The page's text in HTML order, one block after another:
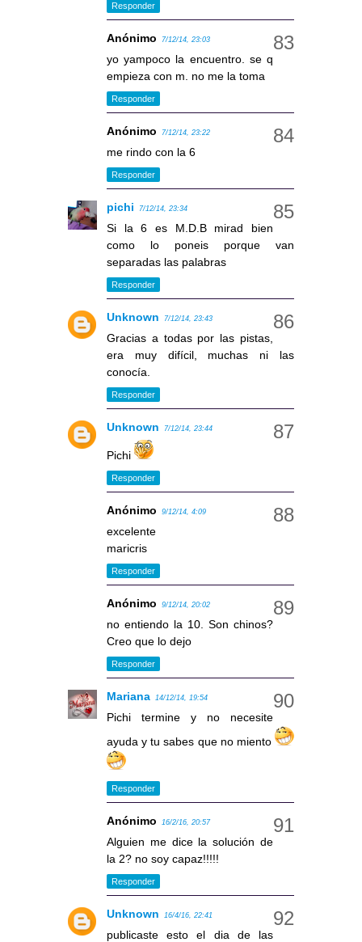
Responder
Anónimo 7/12/14, 23:03
yo yampoco la encuentro. se q
empieza con m. no me la toma
Responder
Anónimo 7/12/14, 23:22
me rindo con la 6
Responder
pichi 7/12/14, 23:34
Si la 6 es M.D.B mirad bien
como lo poneis porque van
separadas las palabras
Responder
Unknown 7/12/14, 23:43
Gracias a todas por las pistas,
era muy difícil, muchas ni las
conocía.
Responder
Unknown 7/12/14, 23:44
Pichi
Responder
Anónimo 9/12/14, 4:09
excelente
maricris
Responder
Anónimo 9/12/14, 20:02
no entiendo la 10. Son chinos?
Creo que lo dejo
Responder
Mariana 14/12/14, 19:54
Pichi termine y no necesite
ayuda y tu sabes que no miento
Responder
Anónimo 16/2/16, 20:57
Alguien me dice la solución de
la 2? no soy capaz!!!!!
Responder
Unknown 16/4/16, 22:41
publicaste esto el dia de las